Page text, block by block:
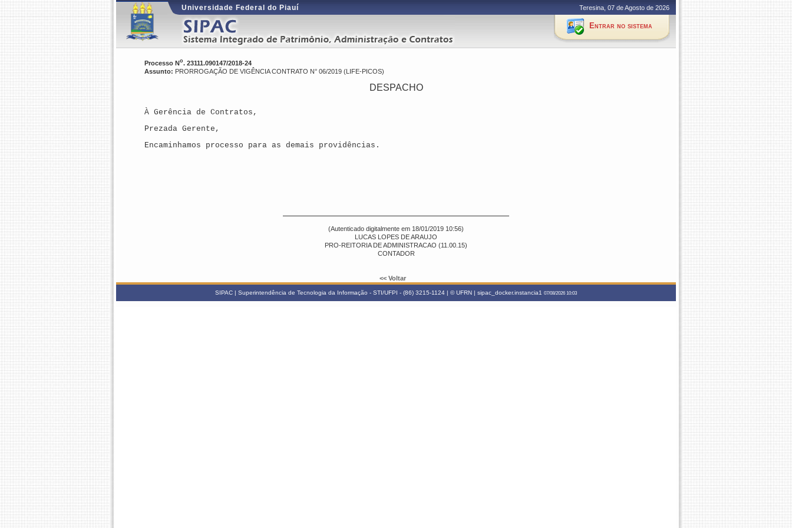
Universidade Federal do Piauí Teresina, 07 de Agosto de 2026
Entrar no sistema
Processo No. 23111.090147/2018-24
Assunto: PRORROGAÇÃO DE VIGÊNCIA CONTRATO N° 06/2019 (LIFE-PICOS)
DESPACHO
À Gerência de Contratos,
Prezada Gerente,
Encaminhamos processo para as demais providências.
(Autenticado digitalmente em 18/01/2019 10:56)
LUCAS LOPES DE ARAUJO
PRO-REITORIA DE ADMINISTRACAO (11.00.15)
CONTADOR
<< Voltar
SIPAC | Superintendência de Tecnologia da Informação - STI/UFPI - (86) 3215-1124 | © UFRN | sipac_docker.instancia1 07/08/2026 10:03